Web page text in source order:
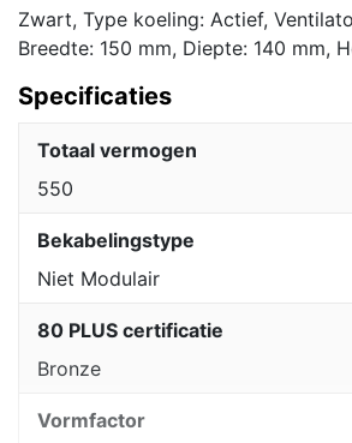
Zwart, Type koeling: Actief,
Breedte: 150 mm, Diepte: 140 mm,
Specificaties
Totaal vermogen
550
Bekabelingstype
Niet Modulair
80 PLUS certificatie
Bronze
Vormfactor